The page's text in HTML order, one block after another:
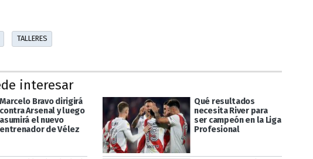
TALLERES
interesar
Marcelo Bravo dirigirá
contra Arsenal y luego
asumirá el nuevo
entrenador de Vélez
Qué resultados
necesita River para
ser campeón en la Liga
Profesional